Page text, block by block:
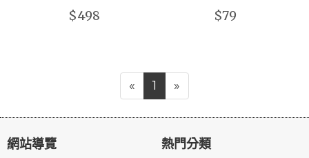
$498 $79
« 1 »
網站導覽 熱門分類